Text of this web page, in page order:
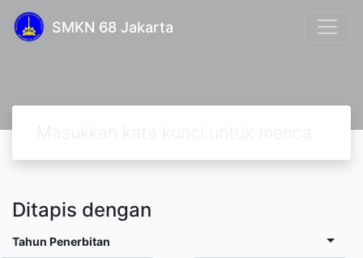
SMKN 68 Jakarta
Ditapis dengan
Tahun Penerbitan